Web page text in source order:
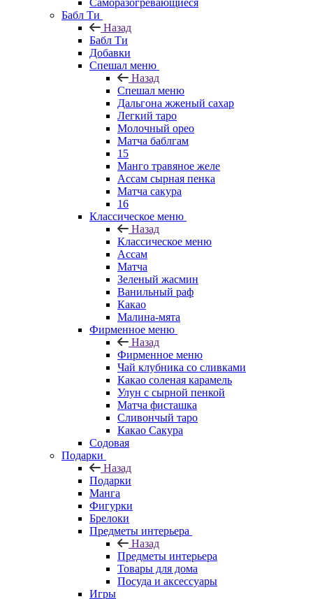
Бабл Ти
Назад
Бабл Ти
Добавки
Спешал меню
Назад
Спешал меню
Дальгона жженый сахар
Легкий таро
Молочный орео
Матча баблгам
15
Манго травяное желе
Ассам сырная пенка
Матча сакура
16
Классическое меню
Назад
Классическое меню
Ассам
Матча
Зеленый жасмин
Ванильный раф
Какао
Малина-мята
Фирменное меню
Назад
Фирменное меню
Чай клубника со сливками
Какао соленая карамель
Улун с сырной пенкой
Матча фисташка
Сливончый таро
Какао Сакура
Содовая
Подарки
Назад
Подарки
Манга
Фигурки
Брелоки
Предметы интерьера
Назад
Предметы интерьера
Товары для дома
Посуда и аксессуары
Игры